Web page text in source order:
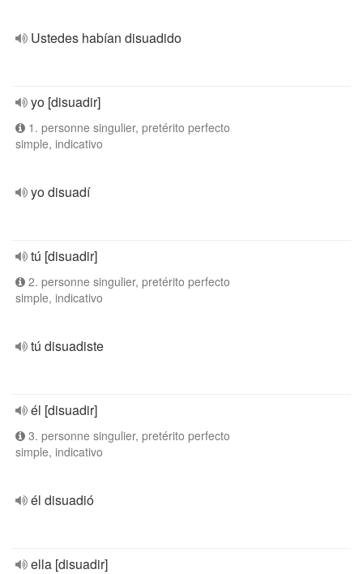
Ustedes habían disuadido
yo [disuadir]
1. personne singulier, pretérito perfecto
simple, indicativo
yo disuadí
tú [disuadir]
2. personne singulier, pretérito perfecto
simple, indicativo
tú disuadiste
él [disuadir]
3. personne singulier, pretérito perfecto
simple, indicativo
él disuadió
ella [disuadir]